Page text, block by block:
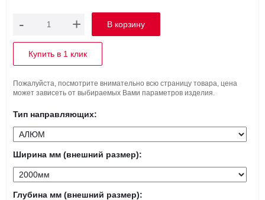
- +
Купить в 1 клик
Пожалуйста, посмотрите внимательно всю страницу товара, цена
может зависеть от выбираемых Вами параметров изделия.
Тип направляющих:
Ширина мм (внешний размер):
Глубина мм (внешний размер):